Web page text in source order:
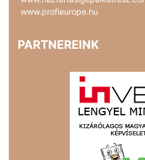
www.profieurope.hu
PARTNEREINK